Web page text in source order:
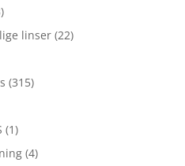
linser (22)
(315)
(1)
(4)